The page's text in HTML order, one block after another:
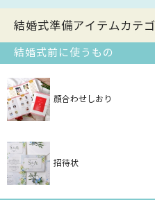
結婚式準備アイテムカテ
結婚式前に使うもの
顔合わせしおり
招待状